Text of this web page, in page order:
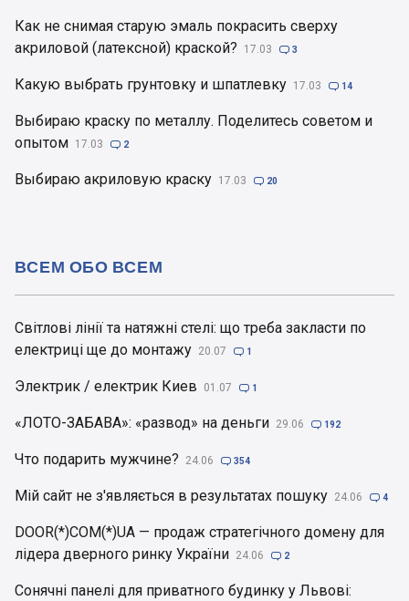
Как не снимая старую эмаль покрасить сверху
акриловой (латексной) краской?
17.03  3
Какую выбрать грунтовку и шпатлевку 17.03  14
Выбираю краску по металлу. Поделитесь советом и
опытом 17.03  2
Выбираю акриловую краску 17.03  20
Світлові лінії та натяжні стелі: що треба закласти по
електриці ще до монтажу 20.07  1
Электрик / електрик Киев 01.07  1
«ЛОТО-ЗАБАВА»: «развод» на деньги 29.06  192
Что подарить мужчине? 24.06  354
Мій сайт не з'являється в результатах пошуку 24.06  4
DOOR(*)COM(*)UA — продаж стратегічного домену для
лідера дверного ринку України 24.06  2
Сонячні панелі для приватного будинку у Львові:
ВСЕМ ОБО ВСЕМ